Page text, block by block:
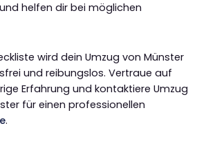
helfen dir bei möglichen
wird dein Umzug von Münster
und reibungslos. Vertraue auf
Erfahrung und kontaktiere Umzug
für einen professionellen
.